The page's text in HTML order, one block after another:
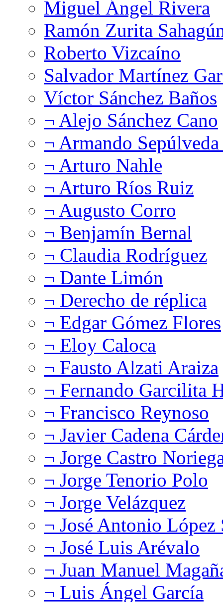
Miguel Ángel Rivera
Ramón Zurita
Roberto Vizcaíno
Salvador Martínez
Víctor Sánchez Baños
¬ Alejo Sánchez Cano
¬ Armando
¬ Arturo Nahle
¬ Arturo Ríos Ruiz
¬ Augusto Corro
¬ Benjamín Bernal
¬ Claudia Rodríguez
¬ Dante Limón
¬ Derecho de réplica
¬ Edgar Gómez Flores
¬ Eloy Caloca
¬ Fausto Alzati Araiza
¬ Fernando Garcilita
¬ Francisco Reynoso
¬ Javier Cadena
¬ Jorge Castro
¬ Jorge Tenorio Polo
¬ Jorge Velázquez
¬ José Antonio López
¬ José Luis Arévalo
¬ Juan Manuel
¬ Luis Ángel García